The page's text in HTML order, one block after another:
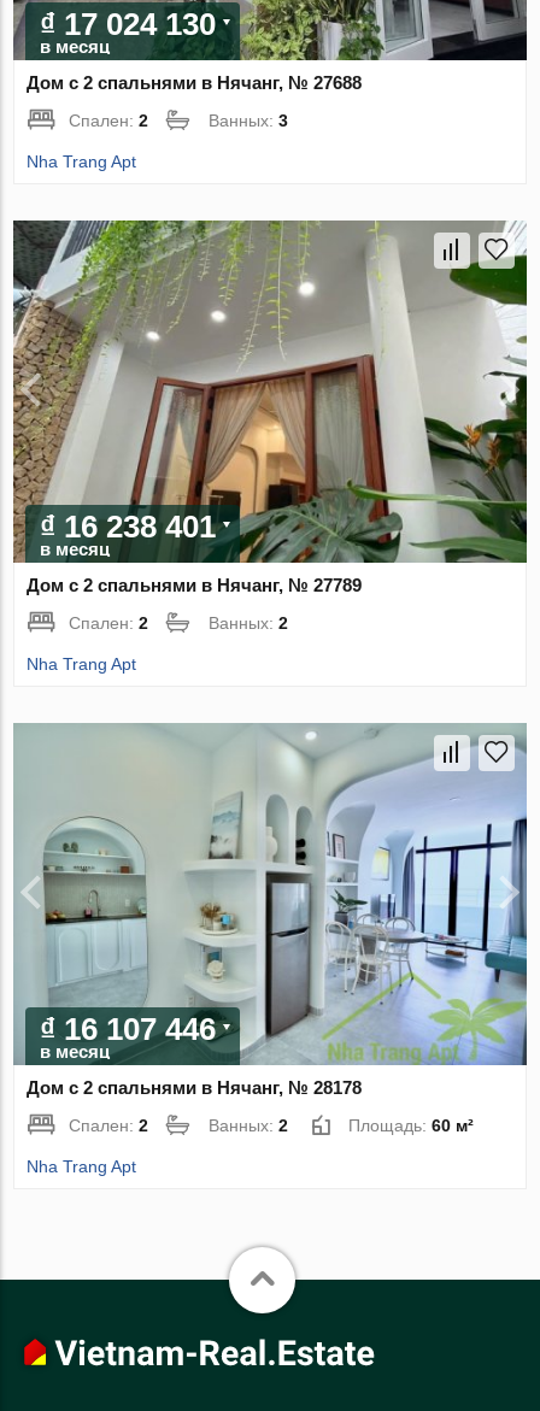
₫ 17 024 130
в месяц
Дом с 2 спальнями в Нячанг, № 27688
Спален:2 Ванных:3
Nha Trang Apt
₫ 16 238 401
в месяц
Дом с 2 спальнями в Нячанг, № 27789
Спален:2 Ванных:2
Nha Trang Apt
₫ 16 107 446
в месяц
Дом с 2 спальнями в Нячанг, № 28178
Спален:2 Ванных:2 Площадь:60 м²
Nha Trang Apt